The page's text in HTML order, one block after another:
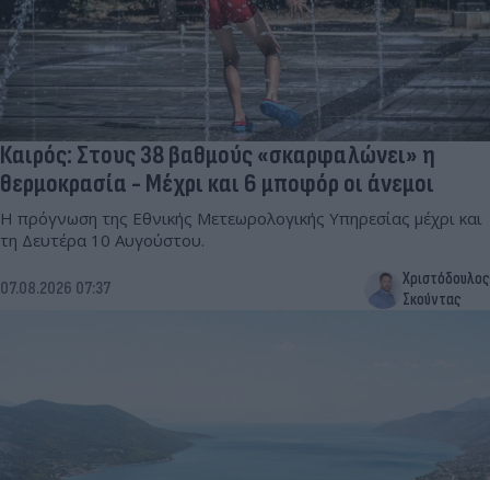
Καιρός: Στους 38 βαθμούς «σκαρφαλώνει» η
θερμοκρασία - Μέχρι και 6 μποφόρ οι άνεμοι
Η πρόγνωση της Εθνικής Μετεωρολογικής Υπηρεσίας μέχρι και
τη Δευτέρα 10 Αυγούστου.
07.08.2026 07:37
Χριστόδουλος
Σκούντας